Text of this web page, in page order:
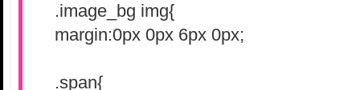
.image_bg img{
margin:0px 0px 6px 0px;
.span{